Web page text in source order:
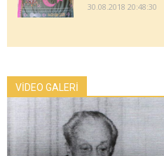
30.08.2018 20:48:30
VİDEO GALERİ